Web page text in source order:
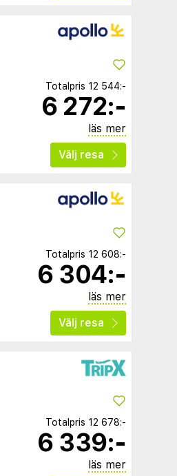
Totalpris 12 544:-
6 272:-
läs mer
Välj resa
Totalpris 12 608:-
6 304:-
läs mer
Välj resa
Totalpris 12 678:-
6 339:-
läs mer